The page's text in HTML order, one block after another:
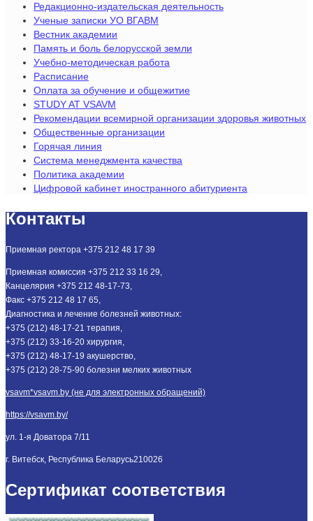
Редакционно-издательская деятельность
Ученые записки УО ВГАВМ
Вестник академии
Память и боль белорусской земли
Учебно-методическая работа
Расписание
Оплата за обучение и общежитие
STUDY AT VSAVM
Рекомендации всемирной организации здоровья животных
Общественные организации
Горячая линия
Система менеджмента качества
Политика академии
Цифровой кабинет иностранного абитуриента
Контакты
Приемная ректора +375 212 48 17 39
Приемная комиссия +375 212 33 16 29,
Канцелярия +375 212 48-17-73,
Факс +375 212 48 17 65,
Диагностика и лечение болезней животных:
+375 (212) 48-17-21 терапия,
+375 (212) 33-16-20 хирургия,
+375 (212) 48-17-19 акушерство,
+375 (212) 28-75-90 болезни мелких животных
vsavm*vsavm.by (не для электронных обращений)
https://vsavm.by/
ул. 1-я Доватора 7/11
г. Витебск, Республика Беларусь210026
Сертификат соответствия